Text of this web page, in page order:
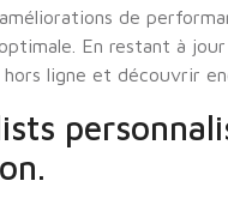
de
En restant à
ligne et découvrir